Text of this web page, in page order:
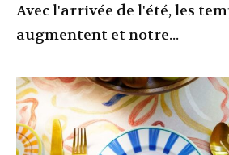
Avec l'arrivée de l'été, les
augmentent et notre...